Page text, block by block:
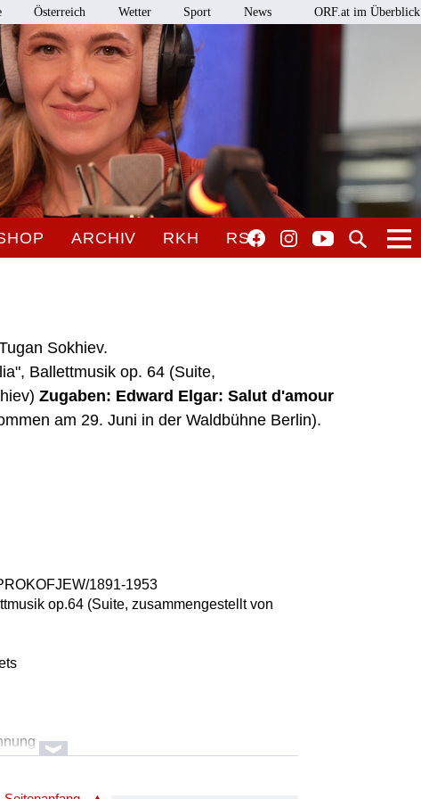
Österreich Wetter Sport News ORF.at im Überblick
ARCHIV RKH RSO
Sokhiev.
Ballettmusik op. 64 (Suite,
Zugaben: Edward Elgar: Salut d'amour
am 29. Juni in der Waldbühne Berlin).
1891-1953
op.64 (Suite, zusammengestellt von